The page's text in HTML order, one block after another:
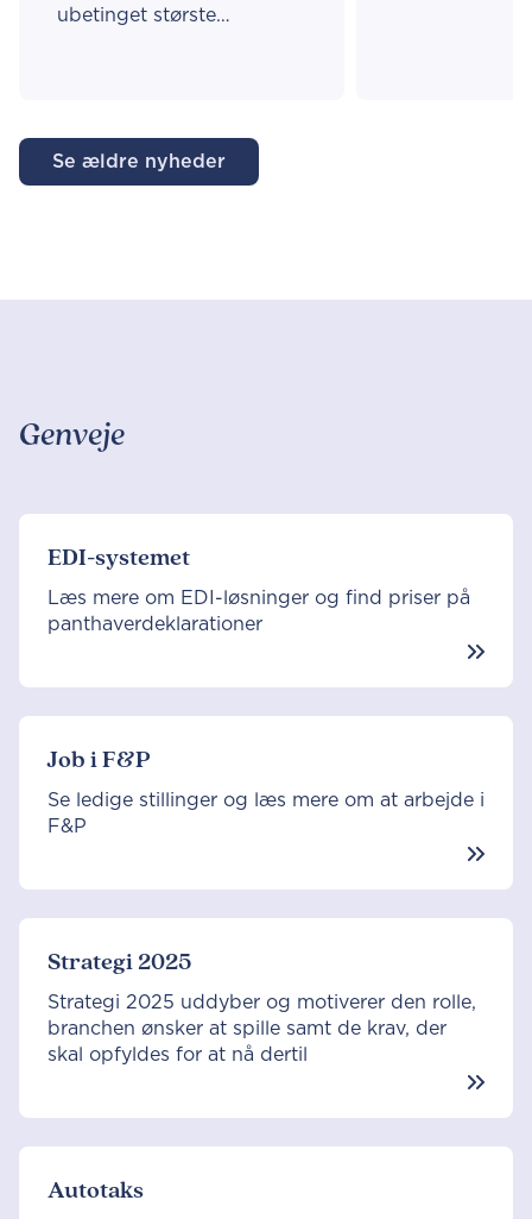
ubetinget største
fremgår af ny analyse fra
F&P.
Se ældre nyheder
Genveje
EDI-systemet
Læs mere om EDI-løsninger og find priser på
panthaverdeklarationer
Job i F&P
Se ledige stillinger og læs mere om at arbejde i
F&P
Strategi 2025
Strategi 2025 uddyber og motiverer den rolle,
branchen ønsker at spille samt de krav, der
skal opfyldes for at nå dertil
Autotaks